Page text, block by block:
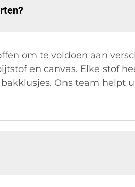
om te voldoen aan
en canvas. Elke stof
Ons team helpt